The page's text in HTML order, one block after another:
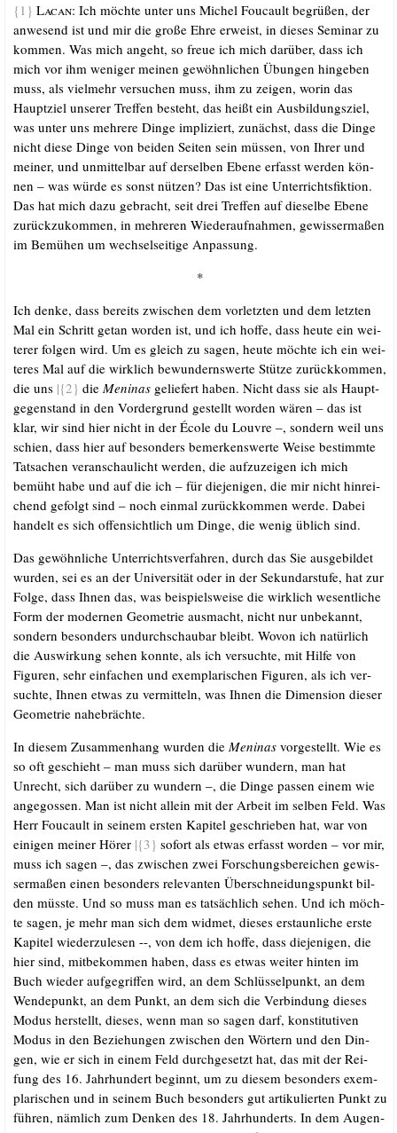
{1} Lacan: Ich möch­te unter uns Michel Fou­cault begrü­ßen, der
anwe­send ist und mir die gro­ße Ehre erweist, in die­ses Semi­nar zu
kom­men. Was mich angeht, so freue ich mich dar­über, dass ich
mich vor ihm weni­ger mei­nen gewöhn­li­chen Übun­gen hin­ge­ben
muss, als viel­mehr ver­su­chen muss, ihm zu zei­gen, wor­in das
Haupt­ziel unse­rer Tref­fen besteht, das heißt ein Aus­bil­dungs­ziel,
was unter uns meh­re­re Din­ge impli­ziert, zunächst, dass die Din­ge
nicht die­se Din­ge von bei­den Sei­ten sein müs­sen, von Ihrer und
mei­ner, und unmit­tel­bar auf der­sel­ben Ebe­ne erfasst wer­den kön­
nen – was wür­de es sonst nüt­zen? Das ist eine Unter­richts­fik­ti­on.
Das hat mich dazu gebracht, seit drei Tref­fen auf die­sel­be Ebe­ne
zurück­zu­kom­men, in meh­re­ren Wie­der­auf­nah­men, gewis­ser­ma­ßen
im Bemü­hen um wech­sel­sei­ti­ge Anpassung.
*
Ich den­ke, dass bereits zwi­schen dem vor­letz­ten und dem letz­ten
Mal ein Schritt getan wor­den ist, und ich hof­fe, dass heu­te ein wei­
te­rer fol­gen wird. Um es gleich zu sagen, heu­te möch­te ich ein wei­
te­res Mal auf die wirk­lich bewun­derns­wer­te Stüt­ze zurück­kom­men,
die uns |{2} die Meni­nasgelie­fert haben. Nicht dass sie als Haupt­
ge­gen­stand in den Vor­der­grund gestellt wor­den wären – das ist
klar, wir sind hier nicht in der Éco­le du Lou­vre –, son­dern weil uns
schien, dass hier auf beson­ders bemer­kens­wer­te Wei­se bestimm­te
Tat­sa­chen ver­an­schau­licht wer­den, die auf­zu­zei­gen ich mich
bemüht habe und auf die ich – für die­je­ni­gen, die mir nicht hin­rei­
chend gefolgt sind – noch ein­mal zurück­kom­men wer­de. Dabei
han­delt es sich offen­sicht­lich um Din­ge, die wenig üblich sind.
Das gewöhn­li­che Unter­richts­ver­fah­ren, durch das Sie aus­ge­bil­det
wur­den, sei es an der Uni­ver­si­tät oder in der Sekun­dar­stu­fe, hat zur
Fol­ge, dass Ihnen das, was bei­spiels­wei­se die wirk­lich wesent­li­che
Form der moder­nen Geo­me­trie aus­macht, nicht nur unbe­kannt,
son­dern beson­ders undurch­schau­bar bleibt. Wovon ich natür­lich
die Aus­wir­kung sehen konn­te, als ich ver­such­te, mit Hil­fe von
Figu­ren, sehr ein­fa­chen und exem­pla­ri­schen Figu­ren, als ich ver­
such­te, Ihnen etwas zu ver­mit­teln, was Ihnen die Dimen­si­on die­ser
Geo­me­trie nahebrächte.
In die­sem Zusam­men­hang wur­den die Meni­nasvor­ge­stellt. Wie es
so oft geschieht – man muss sich dar­über wun­dern, man hat
Unrecht, sich dar­über zu wun­dern –, die Din­ge pas­sen einem wie
ange­gos­sen. Man ist nicht allein mit der Arbeit im sel­ben Feld. Was
Herr Fou­cault in sei­nem ers­ten Kapi­tel geschrie­ben hat, war von
eini­gen mei­ner Hörer |{3} sofort als etwas erfasst wor­den – vor mir,
muss ich sagen –, das zwi­schen zwei For­schungs­be­rei­chen gewis­
ser­ma­ßen einen beson­ders rele­van­ten Über­schnei­dungs­punkt bil­
den müss­te. Und so muss man es tat­säch­lich sehen. Und ich möch­
te sagen, je mehr man sich dem wid­met, die­ses erstaun­li­che ers­te
Kapi­tel wie­der­zu­le­sen --, von dem ich hof­fe, dass die­je­ni­gen, die
hier sind, mit­be­kom­men haben, dass es etwas wei­ter hin­ten im
Buch wie­der auf­ge­grif­fen wird, an dem Schlüs­sel­punkt, an dem
Wen­de­punkt, an dem Punkt, an dem sich die Ver­bin­dung die­ses
Modus her­stellt, die­ses, wenn man so sagen darf, kon­sti­tu­ti­ven
Modus in den Bezie­hun­gen zwi­schen den Wör­tern und den Din­
gen, wie er sich in einem Feld durch­ge­setzt hat, das mit der Rei­
fung des 16. Jahr­hun­dert beginnt, um zu die­sem beson­ders exem­
pla­ri­schen und in sei­nem Buch beson­ders gut arti­ku­lier­ten Punkt zu
füh­ren, näm­lich zum Den­ken des 18. Jahr­hun­derts. In dem Augen­